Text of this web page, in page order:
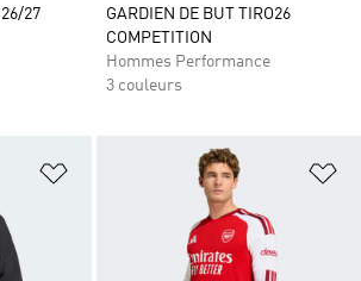
27
GARDIEN DE BUT TIRO26
COMPETITION
Hommes Performance
3 couleurs
Ajouter à la Liste de produits